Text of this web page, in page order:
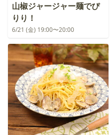
山椒ジャージャー麺でぴ
りり！
6/21 (金) 19:00〜20:00